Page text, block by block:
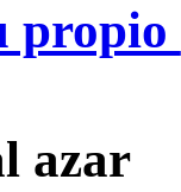
propio
azar